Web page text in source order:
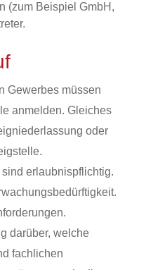
(zum Beispiel GmbH,
Gewerbes müssen
anmelden. Gleiches
oder
erlaubnispflichtig.
darüber, welche
fachlichen